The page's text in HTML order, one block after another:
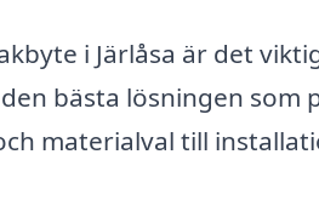
i Järlåsa är det
bästa lösningen som
materialval till